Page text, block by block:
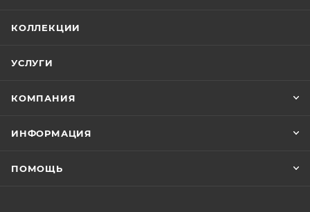
КОЛЛЕКЦИИ
УСЛУГИ
КОМПАНИЯ
ИНФОРМАЦИЯ
ПОМОЩЬ